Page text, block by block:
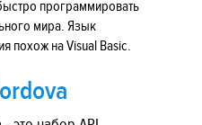
программировать
мира. Язык
похож на Visual Basic.